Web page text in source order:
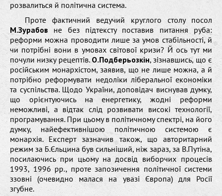
розвалиться й політична система.
Проте фактичний ведучий круглого столу посол
М.Зурабов не без підтексту поставив питання руба:
реформи можна проводити лише за умов стабільності, й
чи потрібні вони в умовах світової кризи? Й ось тут ми
почули низку рецептів. О.Подберьозкін, зізнавшись, що є
російським монархістом, заявив, що не лише можна, а й
потрібно реформувати недоліки ліберальної економіки
та суспільства. Щодо України, доповідач виснував думку,
що орієнтуючись на енергетику, жодні реформи
неможливі, а відтак слід розвивати високі технології,
програмування. При цьому в політичному спектрі, на його
думку, найефективнішою політичною системою є
монархія. Експерт зазначив також, що авторитарний
режим за Б.Єльцина був сильніший, ніж зараз, за В.Путіна,
посилаючись при цьому на досвід виборчих процесів
1993, 1996 рр., проте запозичення політичної системи
ззовні (очевидно малася на увазі Європа) для Росії
згубне.